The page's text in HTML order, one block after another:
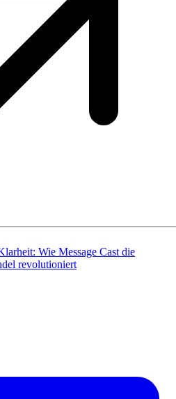
Wie Message Cast die
revolutioniert